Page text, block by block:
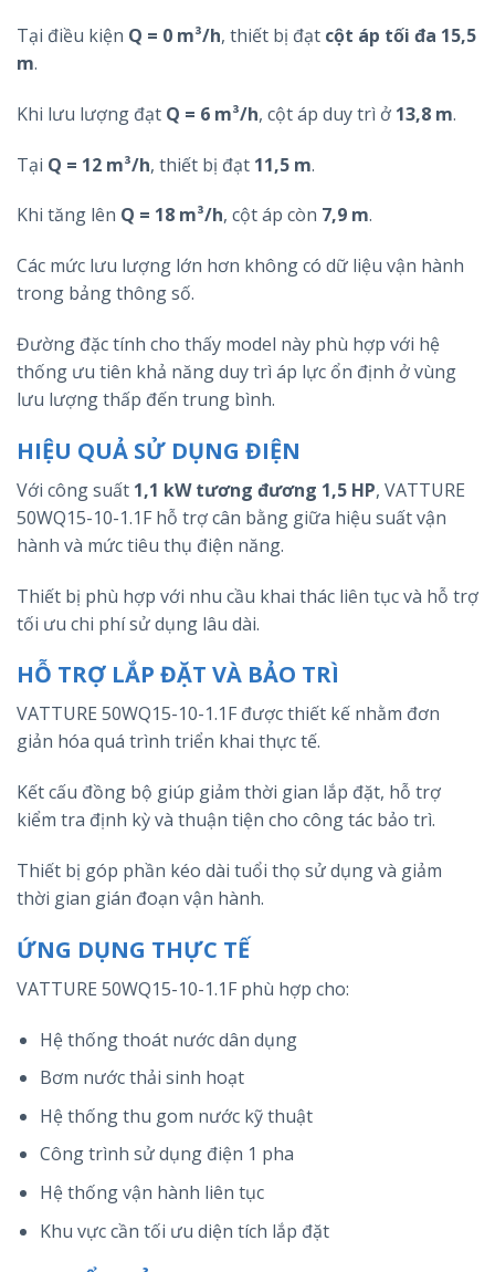
Tại điều kiện Q = 0 m³/h, thiết bị đạt cột áp tối đa 15,5
m.
Khi lưu lượng đạt Q = 6 m³/h, cột áp duy trì ở 13,8 m.
Tại Q = 12 m³/h, thiết bị đạt 11,5 m.
Khi tăng lên Q = 18 m³/h, cột áp còn 7,9 m.
Các mức lưu lượng lớn hơn không có dữ liệu vận hành
trong bảng thông số.
Đường đặc tính cho thấy model này phù hợp với hệ
thống ưu tiên khả năng duy trì áp lực ổn định ở vùng
lưu lượng thấp đến trung bình.
HIỆU QUẢ SỬ DỤNG ĐIỆN
Với công suất 1,1 kW tương đương 1,5 HP, VATTURE
50WQ15-10-1.1F hỗ trợ cân bằng giữa hiệu suất vận
hành và mức tiêu thụ điện năng.
Thiết bị phù hợp với nhu cầu khai thác liên tục và hỗ trợ
tối ưu chi phí sử dụng lâu dài.
HỖ TRỢ LẮP ĐẶT VÀ BẢO TRÌ
VATTURE 50WQ15-10-1.1F được thiết kế nhằm đơn
giản hóa quá trình triển khai thực tế.
Kết cấu đồng bộ giúp giảm thời gian lắp đặt, hỗ trợ
kiểm tra định kỳ và thuận tiện cho công tác bảo trì.
Thiết bị góp phần kéo dài tuổi thọ sử dụng và giảm
thời gian gián đoạn vận hành.
ỨNG DỤNG THỰC TẾ
VATTURE 50WQ15-10-1.1F phù hợp cho:
Hệ thống thoát nước dân dụng
Bơm nước thải sinh hoạt
Hệ thống thu gom nước kỹ thuật
Công trình sử dụng điện 1 pha
Hệ thống vận hành liên tục
Khu vực cần tối ưu diện tích lắp đặt